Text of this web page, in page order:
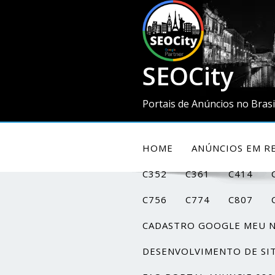
SEOCity
Portais de Anúncios no
HOME ANÚNCIOS EM
C352 C361 C414
C756 C774 C807
CADASTRO GOOGLE MEU
DESENVOLVIMENTO DE